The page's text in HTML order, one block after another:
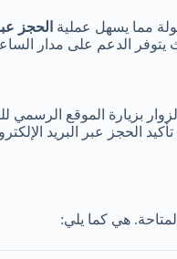
مما يسهل عملية الحجز
يتوفر الدعم على مدار
بزيارة الموقع الرسمي
الحجز عبر البريد
هي كما يلي: